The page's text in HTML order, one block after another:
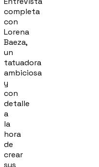
completa
con
Lorena
Baeza,
un
tatuadora
ambiciosa
y
con
detalle
a
la
hora
de
crear
sus